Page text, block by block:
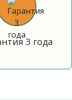
3 года